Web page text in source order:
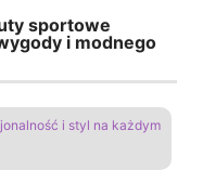
sportowe
i modnego
i styl na każdym